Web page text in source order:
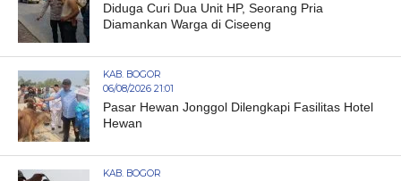
Diduga Curi Dua Unit HP, Seorang Pria
Diamankan Warga di Ciseeng
KAB. BOGOR
06/08/2026 21:01
Pasar Hewan Jonggol Dilengkapi Fasilitas Hotel
Hewan
KAB. BOGOR